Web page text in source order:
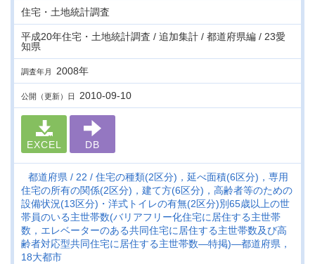
住宅・土地統計調査
平成20年住宅・土地統計調査 / 追加集計 / 都道府県編 / 23愛
知県
調査年月 2008年
公開（更新）日 2010-09-10
EXCEL DB
都道府県 22
住宅の種類(2区分)，延べ面積(6区分)，専用
住宅の所有の関係(2区分)，建て方(6区分)，高齢者等のための
設備状況(13区分)・洋式トイレの有無(2区分)別65歳以上の世
帯員のいる主世帯数(バリアフリー化住宅に居住する主世帯
数，エレベーターのある共同住宅に居住する主世帯数及び高
齢者対応型共同住宅に居住する主世帯数―特掲)―都道府県，
18大都市